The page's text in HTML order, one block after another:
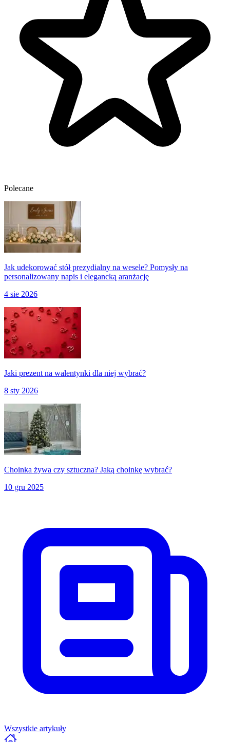
Polecane
Jak udekorować stół prezydialny na wesele? Pomysły na
personalizowany napis i elegancką aranżację
4 sie 2026
Jaki prezent na walentynki dla niej wybrać?
8 sty 2026
Choinka żywa czy sztuczna? Jaką choinkę wybrać?
10 gru 2025
Wszystkie artykuły